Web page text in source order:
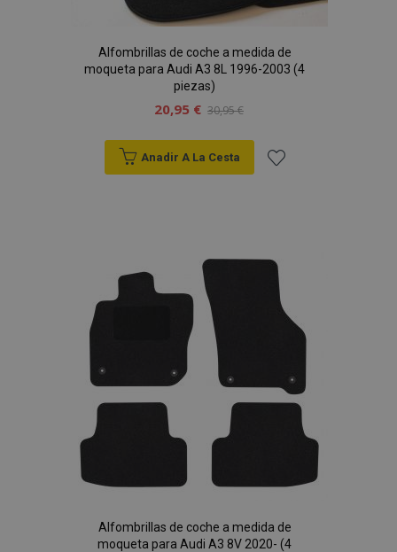
Alfombrillas de coche a medida de
moqueta para Audi A3 8L 1996-2003 (4
piezas)
20,95 € 30,95 €
Anadir A La Cesta
Lista
de
Deseos
Alfombrillas de coche a medida de
moqueta para Audi A3 8V 2020- (4